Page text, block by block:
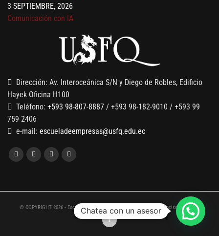
3 SEPTIEMBRE, 2026
Comunicación con IA
Gobernanza de datos
13 AGOSTO, 2026
Finanzas para no financieros
Dirección: Av. Interoceánica S/N y Diego de Robles, Edificio
Hayek Oficina H100
Teléfono: +593 98-807-8887 / +593 98-182-9010 / +593 99
759 2406
e-mail: escueladeempresas@usfq.edu.ec
© COPYRIGHT 2026 - Escuela de Empresas de la Universidad San Francisco de Quito
Chatea con un asesor